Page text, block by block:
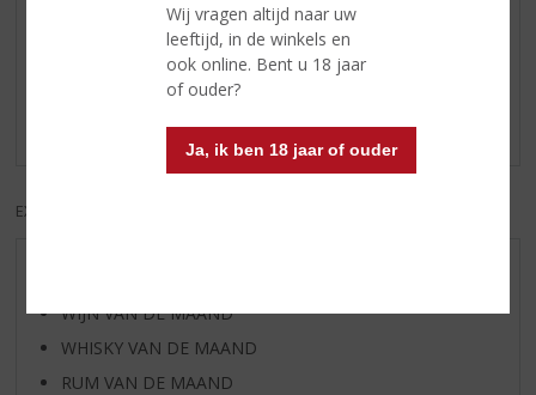
Wij vragen altijd naar uw
leeftijd, in de winkels en
ook online. Bent u 18 jaar
of ouder?
Ja, ik ben 18 jaar of ouder
Reviews
Schrijf een review
Er zijn nog geen reviews geplaatst voor dit product
EXCL. BTW
WIJN VAN DE MAAND
WHISKY VAN DE MAAND
RUM VAN DE MAAND